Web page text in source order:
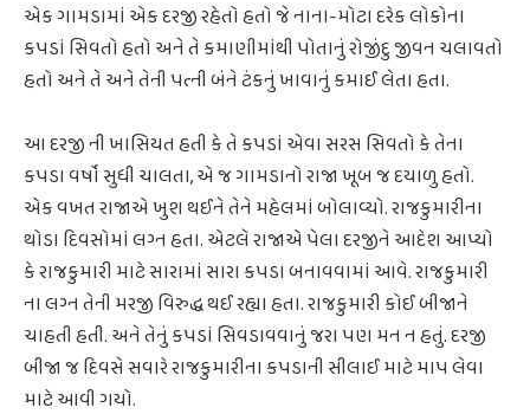
એક ગામડામાં એક દરજી રહેતો હતો જે નાના-મોટા દરેક લોકોના
કપડાં સિવતો હતો અને તે કમાણીમાંથી પોતાનું રોજીંદુ જીવન ચલાવતો
હતો અને તે અને તેની પત્ની બંને ટંકનું ખાવાનું કમાઈ લેતા હતા.
આ દરજી ની ખાસિયત હતી કે તે કપડાં એવા સરસ સિવતો કે તેના
કપડા વર્ષો સુધી ચાલતા, એ જ ગામડાનો રાજા ખૂબ જ દયાળુ હતો.
એક વખત રાજાએ ખુશ થઈને તેને મહેલમાં બોલાવ્યો. રાજકુમારીના
થોડા દિવસોમાં લગ્ન હતા. એટલે રાજાએ પેલા દરજીને આદેશ આપ્યો
કે રાજકુમારી માટે સારામાં સારા કપડા બનાવવામાં આવે. રાજકુમારી
ના લગ્ન તેની મરજી વિરુદ્ધ થઈ રહ્યા હતા. રાજકુમારી કોઈ બીજાને
ચાહતી હતી. અને તેનું કપડાં સિવડાવવાનું જરા પણ મન ન હતું. દરજી
બીજા જ દિવસે સવારે રાજકુમારીના કપડાની સીલાઈ માટે માપ લેવા
માટે આવી ગયો.